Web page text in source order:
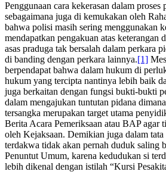
Penggunaan cara kekerasan dalam proses
sebagaimana juga di kemukakan oleh
bahwa polisi masih sering menggunakan
mendapatkan pengakuan atas keterangan
asas praduga tak bersalah dalam perkara
di banding dengan perkara lainnya.[1]
berpendapat bahwa dalam hukum di
hukum yang tercipta nantinya lebih baik
juga berkaitan dengan fungsi bukti-bukti
dalam mengajukan tuntutan pidana
tersangka merupakan target utama
Berita Acara Pemeriksaan atau BAP agar
oleh Kejaksaan. Demikian juga dalam tata
terdakwa tidak akan pernah duduk saling
Penuntut Umum, karena kedudukan si
lebih dikenal dengan istilah “Kursi